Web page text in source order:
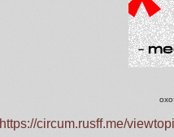
https://circum.rusff.me/